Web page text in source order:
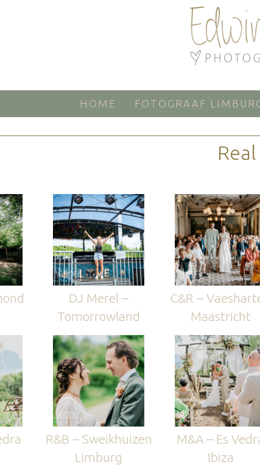
HOME FOTOGRAAF
DJ Merel –
Tomorrowland
C&R –
Maastricht
R&B – Sweikhuizen
Limburg
M&A – Es
Ibiza